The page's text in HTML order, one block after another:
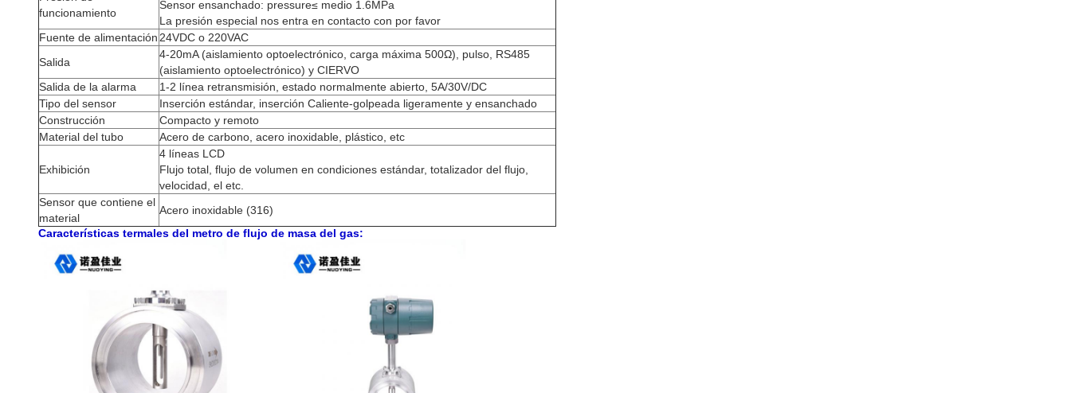
funcionamiento
Sensor ensanchado: pressure≤ medio 1.6MPa
La presión especial nos entra en contacto con por favor
Fuente de alimentación 24VDC o 220VAC
Salida
4-20mA (aislamiento optoelectrónico, carga máxima 500Ω), pulso, RS485
(aislamiento optoelectrónico) y CIERVO
Salida de la alarma
1-2 línea retransmisión, estado normalmente abierto, 5A/30V/DC
Tipo del sensor
Inserción estándar, inserción Caliente-golpeada ligeramente y ensanchado
Construcción
Compacto y remoto
Material del tubo
Acero de carbono, acero inoxidable, plástico, etc
Exhibición
4 líneas LCD
Flujo total, flujo de volumen en condiciones estándar, totalizador del flujo,
velocidad, el etc.
Sensor que contiene el
material
Acero inoxidable (316)
Características termales del metro de flujo de masa del gas: